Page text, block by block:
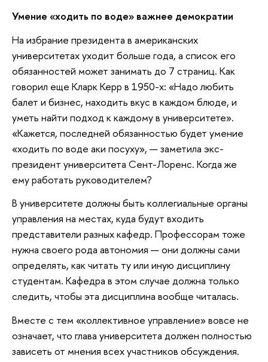
Умение «ходить по воде» важнее демократии
На избрание президента в американских
университетах уходит больше года, а список его
обязанностей может занимать до 7 страниц. Как
говорил еще Кларк Керр в 1950-х: «Надо любить
балет и бизнес, находить вкус в каждом блюде, и
уметь найти подход к каждому в университете».
«Кажется, последней обязанностью будет умение
«ходить по воде аки посуху», — заметила экс-
президент университета Сент-Лоренс. Когда же
ему работать руководителем?
В университете должны быть коллегиальные органы
управления на местах, куда будут входить
представители разных кафедр. Профессорам тоже
нужна своего рода автономия — они должны сами
определять, как читать ту или иную дисциплину
студентам. Кафедра в этом случае должна только
следить, чтобы эта дисциплина вообще читалась.
Вместе с тем «коллективное управление» вовсе не
означает, что глава университета должен полностью
зависеть от мнения всех участников обсуждения.